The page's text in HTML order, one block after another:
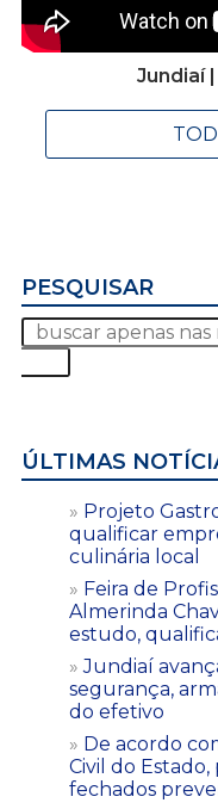
Jundiaí
PESQUISAR
ÚLTIMAS
Projeto
qualificar
culinária local
Feira de
Almerinda
estudo,
Jundiaí
segurança,
do efetivo
De acordo
Civil do
fechados